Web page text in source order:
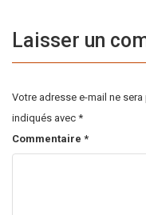
Laisser un
Votre adresse e-mail ne
indiqués avec *
Commentaire *